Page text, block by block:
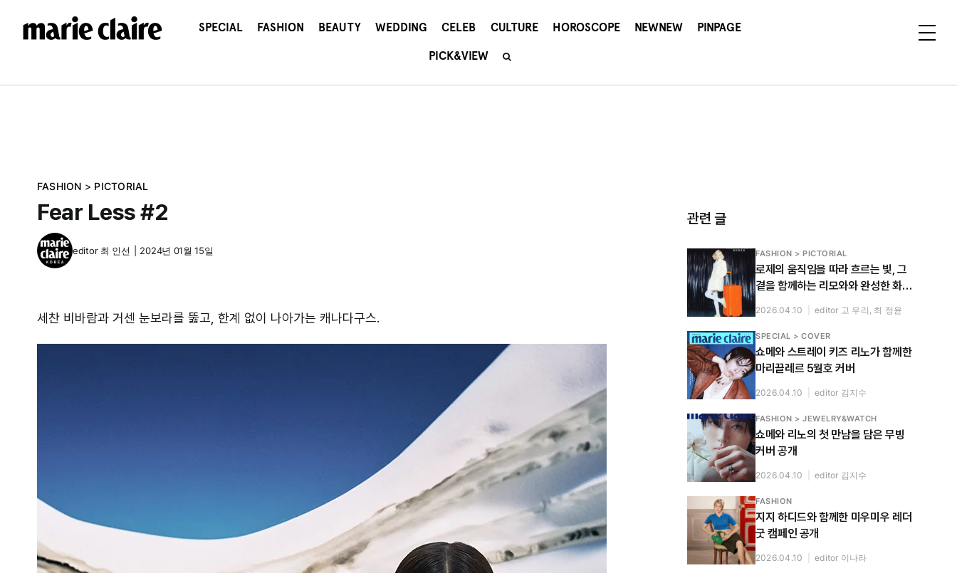
건
SPECIAL FASHION BEAUTY WEDDING CELEB CULTURE HOROSCOPE NEWNEW PINPAGE
PICK&VIEW
FASHION > PICTORIAL
Fear Less #2
editor 최 인선 2024년 01월 15일
세찬 비바람과 거센 눈보라를 뚫고, 한계 없이 나아가는 캐나다구스.
관련 글
FASHION > PICTORIAL
로제의 움직임을 따라 흐르는 빛, 그
곁을 함께하는 리모와와 완성한 화보
2026.04.10 editor 고 우리, 최 정윤
SPECIAL > COVER
쇼메와 스트레이 키즈 리노가 함께한
마리끌레르 5월호 커버
2026.04.10 editor 김지수
FASHION > JEWELRY&WATCH
쇼메와 리노의 첫 만남을 담은 무빙
커버 공개
2026.04.10 editor 김지수
FASHION
지지 하디드와 함께한 미우미우 레더
굿 캠페인 공개
2026.04.10 editor 이나라